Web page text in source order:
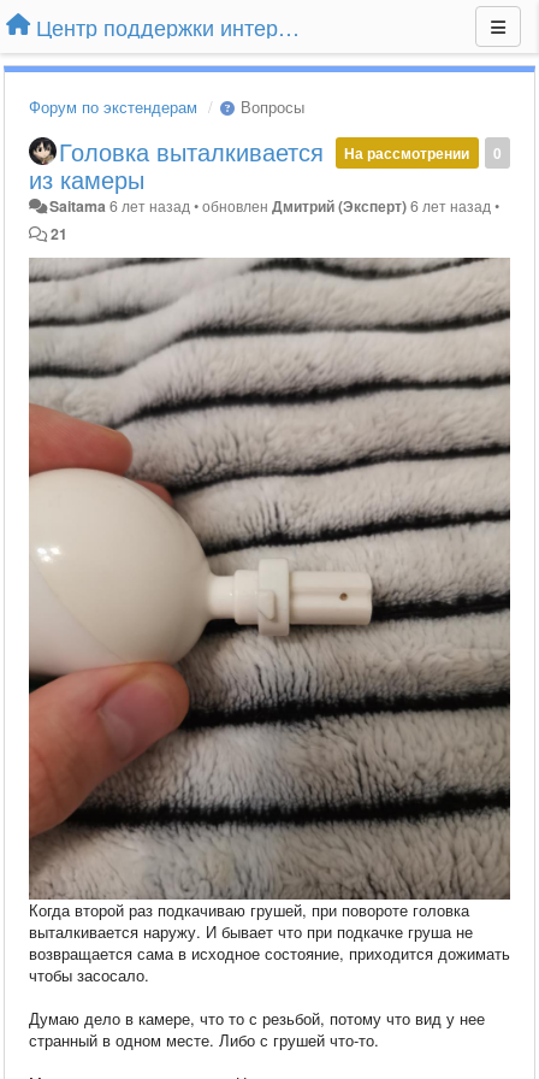
Центр поддержки интернет-магазина Extender24.ru
Форум по экстендерам Вопросы
0
На рассмотрении
Головка выталкивается
из камеры
Saitama6 лет назад•обновленДмитрий (Эксперт)6 лет назад•
21
Когда второй раз подкачиваю грушей, при повороте головка
выталкивается наружу. И бывает что при подкачке груша не
возвращается сама в исходное состояние, приходится дожимать
чтобы засосало.
Думаю дело в камере, что то с резьбой, потому что вид у нее
странный в одном месте. Либо с грушей что-то.